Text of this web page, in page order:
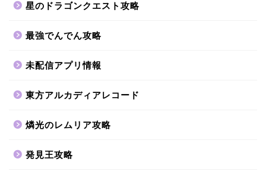
星のドラゴンクエスト攻略
最強でんでん攻略
未配信アプリ情報
東方アルカディアレコード
燐光のレムリア攻略
発見王攻略